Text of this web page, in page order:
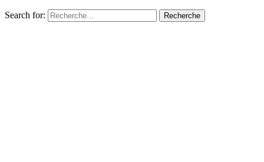
Search for: Recherche